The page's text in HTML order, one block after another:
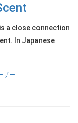
a close connection
In Japanese
ザー